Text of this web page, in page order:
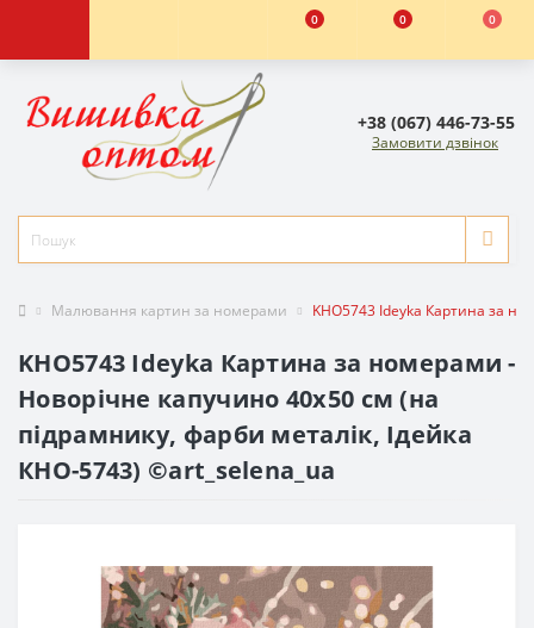
0 0 0
+38 (067) 446-73-55
Замовити дзвінок
Малювання картин за номерами KHO5743 Ideyka Картина за
KHO5743 Ideyka Картина за номерами -
Новорічне капучино 40х50 см (на
підрамнику, фарби металік, Ідейка
КНО-5743) ©art_selena_ua